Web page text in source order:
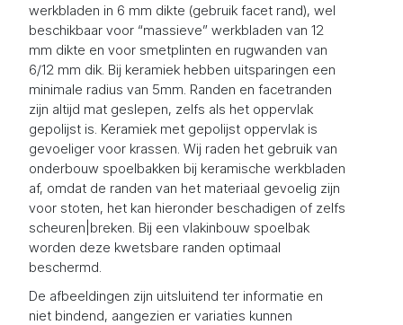
werkbladen in 6 mm dikte (gebruik facet rand), wel
beschikbaar voor “massieve” werkbladen van 12
mm dikte en voor smetplinten en rugwanden van
6/12 mm dik. Bij keramiek hebben uitsparingen een
minimale radius van 5mm. Randen en facetranden
zijn altijd mat geslepen, zelfs als het oppervlak
gepolijst is. Keramiek met gepolijst oppervlak is
gevoeliger voor krassen. Wij raden het gebruik van
onderbouw spoelbakken bij keramische werkbladen
af, omdat de randen van het materiaal gevoelig zijn
voor stoten, het kan hieronder beschadigen of zelfs
scheuren|breken. Bij een vlakinbouw spoelbak
worden deze kwetsbare randen optimaal
beschermd.
De afbeeldingen zijn uitsluitend ter informatie en
niet bindend, aangezien er variaties kunnen